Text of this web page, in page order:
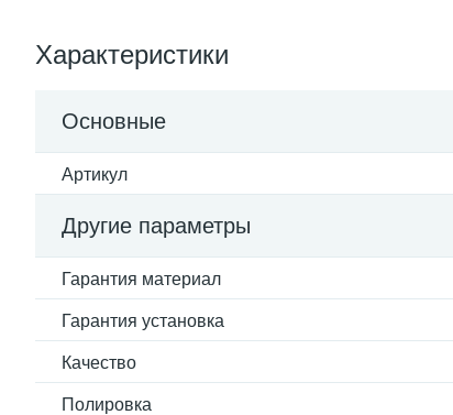
Характеристики
Основные
Артикул
Другие параметры
Гарантия материал
Гарантия установка
Качество
Полировка